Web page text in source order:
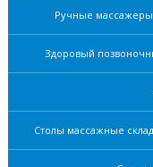
Ручные массажеры
Здоровый
Столы массажные